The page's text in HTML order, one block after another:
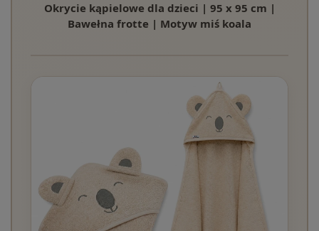
Okrycie kąpielowe dla dzieci | 95 x 95 cm |
Bawełna frotte | Motyw miś koala